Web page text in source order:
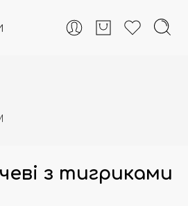
з тигриками